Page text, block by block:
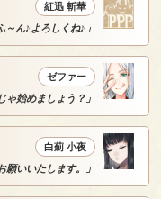
紅迅 斬華
～ん♪よろしくね♪」
ゼファー
ゃ始めましょう？」
白薊 小夜
願いいたします。」